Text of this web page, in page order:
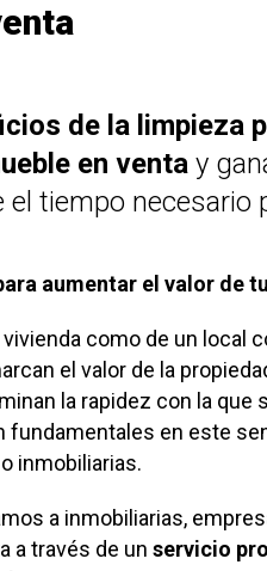
de la limpieza
en venta y
tiempo necesario
aumentar el valor de
como de un local
el valor de la
la rapidez con la que
fundamentales en este
inmobiliarias.
a inmobiliarias,
a través de unservicio